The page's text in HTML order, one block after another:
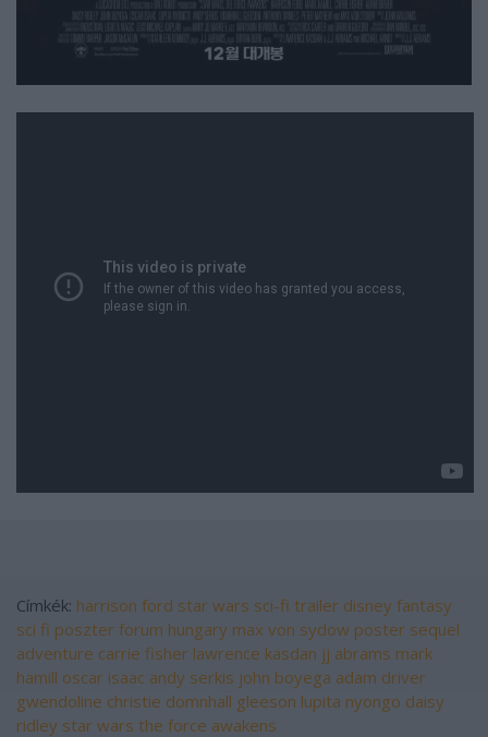
Címkék: harrison ford star wars sci-fi trailer disney fantasy
sci fi poszter forum hungary max von sydow poster sequel
adventure carrie fisher lawrence kasdan jj abrams mark
hamill oscar isaac andy serkis john boyega adam driver
gwendoline christie domnhall gleeson lupita nyongo daisy
ridley star wars the force awakens